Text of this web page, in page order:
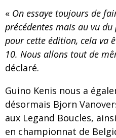
« On essaye toujours de
précédentes mais au vu du
pour cette édition, cela va
10. Nous allons tout de
déclaré.
Guino Kenis nous a
désormais Bjorn
aux Legand Boucles,
en championnat de